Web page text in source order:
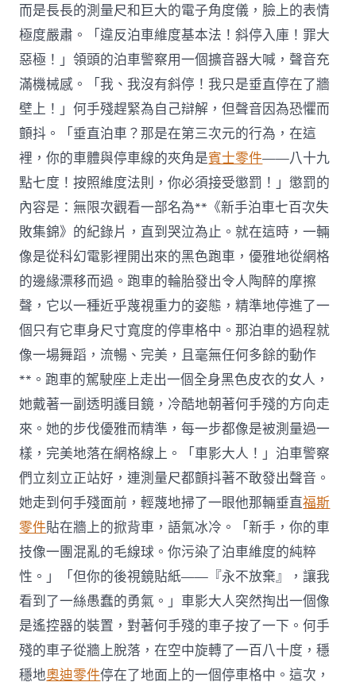
而是長長的測量尺和巨大的電子角度儀，臉上的表情
極度嚴肅。「違反泊車維度基本法！斜停入庫！罪大
惡極！」領頭的泊車警察用一個擴音器大喊，聲音充
滿機械感。「我、我沒有斜停！我只是垂直停在了牆
壁上！」何手殘趕緊為自己辯解，但聲音因為恐懼而
顫抖。「垂直泊車？那是在第三次元的行為，在這
裡，你的車體與停車線的夾角是賓士零件——八十九
點七度！按照維度法則，你必須接受懲罰！」懲罰的
內容是：無限次觀看一部名為**《新手泊車七百次失
敗集錦》的紀錄片，直到哭泣為止。就在這時，一輛
像是從科幻電影裡開出來的黑色跑車，優雅地從網格
的邊緣漂移而過。跑車的輪胎發出令人陶醉的摩擦
聲，它以一種近乎蔑視重力的姿態，精準地停進了一
個只有它車身尺寸寬度的停車格中。那泊車的過程就
像一場舞蹈，流暢、完美，且毫無任何多餘的動作
**。跑車的駕駛座上走出一個全身黑色皮衣的女人，
她戴著一副透明護目鏡，冷酷地朝著何手殘的方向走
來。她的步伐優雅而精準，每一步都像是被測量過一
樣，完美地落在網格線上。「車影大人！」泊車警察
們立刻立正站好，連測量尺都顫抖著不敢發出聲音。
她走到何手殘面前，輕蔑地掃了一眼他那輛垂直福斯
零件貼在牆上的掀背車，語氣冰冷。「新手，你的車
技像一團混亂的毛線球。你污染了泊車維度的純粹
性。」「但你的後視鏡貼紙——『永不放棄』，讓我
看到了一絲愚蠢的勇氣。」車影大人突然掏出一個像
是遙控器的裝置，對著何手殘的車子按了一下。何手
殘的車子從牆上脫落，在空中旋轉了一百八十度，穩
穩地奧迪零件停在了地面上的一個停車格中。這次，